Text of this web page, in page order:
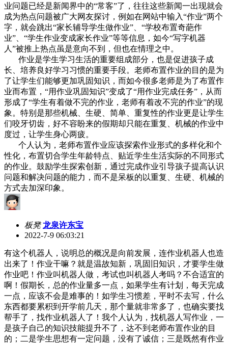
业问题已经是新闻界中的“常客”了，往往这些新闻一出现就会
成为热点问题被广大网友探讨，例如在网站中输入“作业”两个
字，就会跳出“家长辅导学生做作业”、“学校布置奇葩作
业”、“学生作业变成家长作业”等等信息，如今“写字机器
人”被推上热点虽是意向不到，但也在情理之中。
作业是学生学习生活的重要组成部分，也是促进孩子成
长、培养良好学习习惯的重要手段。老师布置作业的目的是为
了让学生们能够更加巩固知识，而如今很多老师是为了布置作
业而布置，“用作业巩固知识”变成了“用作业完成任务”，从而
形成了“学生有着做不完的作业，老师有着改不完的作业”的现
象。特别是那些机械、生硬、简单、重复性的作业更是让学生
们咬牙切齿，好不容盼来的假期却只能在重复、机械的作业中
度过，让学生身心两疲。
个人认为，老师布置作业应该探索作业形式的多样化和个
性化，布置切合学生年龄特点、贴近学生生活实际的不同形式
的作业。鼓励学生探索创新，通过完成作业引导孩子提高认识
问题和解决问题的能力，而不是呆板的以重复、生硬、机械的
方式去加深印象。
板凳 龙泉许东宝
2022-7-9 06:03:21
有这个机器人，说明总的概况是向前发展，连作业机器人也造
出来了！作业干嘛？就是温故知新，巩固旧知识，才要学生做
作业吧！作业叫机器人做，考试也叫机器人考吗？不合适宜的
啊！假期长，总的作业量多一点，如果学生有计划，每天完成
一点，应该不会是难事的！如学生习惯差，平时不去写，什么
东西都要累积到开学前几天，那个量就非常多了，也确实要找
帮手了，找作业机器人了！我个人认为，找机器人写作业，一
是孩子自己的知识技能提升不了，达不到老师布置作业的目
的；二是学生思想有一定问题，没有了诚信；三是既然有作业